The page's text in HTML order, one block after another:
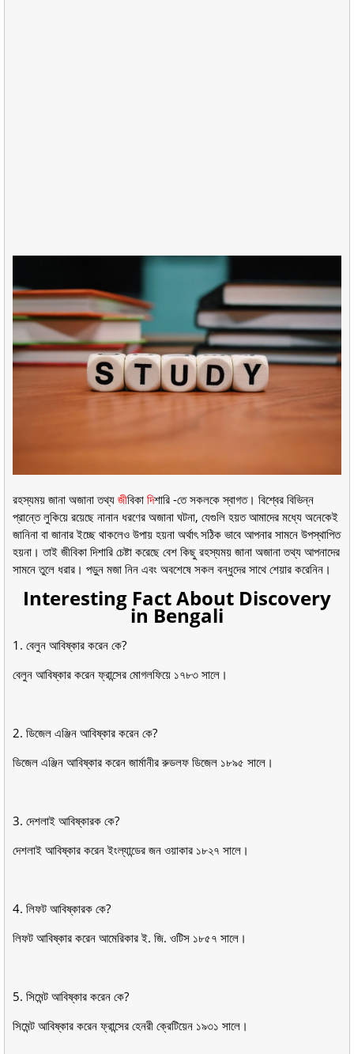
রহস্যময় জানা অজানা তথ্য জীবিকা দিশারি -তে সকলকে স্বাগত। বিশ্বের বিভিন্ন
প্রান্তে লুকিয়ে রয়েছে নানান ধরণের অজানা ঘটনা, যেগুলি হয়ত আমাদের মধ্যে অনেকেই
জানিনা বা জানার ইচ্ছে থাকলেও উপায় হয়না অর্থাৎ সঠিক ভাবে আপনার সামনে উপস্থাপিত
হয়না। তাই জীবিকা দিশারি চেষ্টা করেছে বেশ কিছু রহস্যময় জানা অজানা তথ্য আপনাদের
সামনে তুলে ধরার। পড়ুন মজা নিন এবং অবশেষে সকল বন্ধুদের সাথে শেয়ার করেনিন।
Interesting Fact About Discovery
in Bengali
1. বেলুন আবিষ্কার করেন কে?
বেলুন আবিষ্কার করেন ফ্রান্সের মােগলফিয়ে ১৭৮৩ সালে।
2. ডিজেল এঞ্জিন আবিষ্কার করেন কে?
ডিজেল এঞ্জিন আবিষ্কার করেন জার্মানীর রুডলফ ডিজেল ১৮৯৫ সালে।
3. দেশলাই আবিষ্কারক কে?
দেশলাই আবিষ্কার করেন ইংল্যান্ডের জন ওয়াকার ১৮২৭ সালে।
4. লিফট আবিষ্কারক কে?
লিফট আবিষ্কার করেন আমেরিকার ই. জি. ওটিস ১৮৫৭ সালে।
5. সিমেন্ট আবিষ্কার করেন কে?
সিমেন্ট আবিষ্কার করেন ফ্রান্সের হেনরী ক্রেটিয়েন ১৯৩১ সালে।